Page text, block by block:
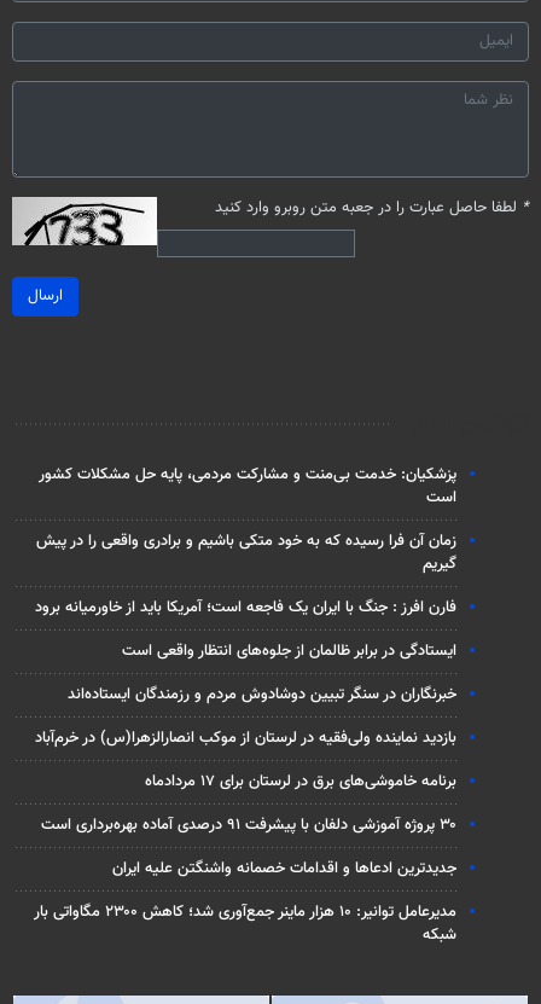
* لطفا حاصل عبارت را در جعبه متن روبرو وارد کنید
ارسال
پزشکیان: خدمت بی‌منت و مشارکت مردمی، پایه حل مشکلات کشور
است
زمان آن فرا رسیده که به خود متکی باشیم و برادری واقعی را در پیش
گیریم
فارن افرز : جنگ با ایران یک فاجعه است؛ آمریکا باید از خاورمیانه برود
ایستادگی در برابر ظالمان از جلوه‌های انتظار واقعی است
خبرنگاران در سنگر تبیین دوشادوش مردم و رزمندگان ایستاده‌اند
بازدید نماینده ولی‌فقیه در لرستان از موکب انصارالزهرا(س) در خرم‌آباد
برنامه خاموشی‌های برق در لرستان برای ۱۷ مردادماه
۳۰ پروژه آموزشی دلفان با پیشرفت ۹۱ درصدی آماده بهره‌برداری است
جدیدترین ادعاها و اقدامات خصمانه واشنگتن علیه ایران
مدیرعامل توانیر: ۱۰ هزار ماینر جمع‌آوری شد؛ کاهش ۲۳۰۰ مگاواتی بار
شبکه